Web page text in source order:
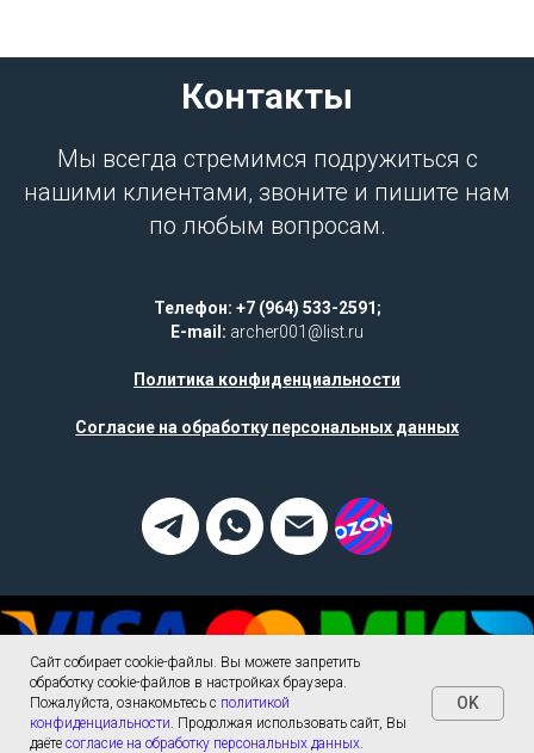
Контакты
Мы всегда стремимся подружиться с
нашими клиентами, звоните и пишите нам
по любым вопросам.
Телефон: +7 (964) 533-2591;
E-mail: archer001@list.ru
Политика конфиденциальности
Согласие на обработку персональных данных
Сайт собирает cookie-файлы. Вы можете запретить
обработку cookie-файлов в настройках браузера.
Пожалуйста, ознакомьтесь с политикой
конфиденциальности. Продолжая использовать сайт, Вы
даёте согласие на обработку персональных данных.
OK
Made on Tilda